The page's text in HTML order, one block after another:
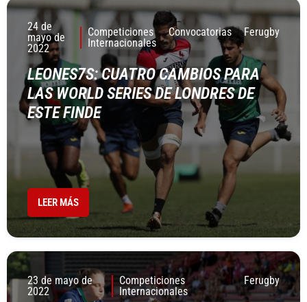
24 de
mayo de
2022
Competiciones
Internacionales
Convocatorias Ferugby
LEONES7S: CUATRO CAMBIOS PARA
LAS WORLD SERIES DE LONDRES DE
ESTE FINDE
LEER MÁS
23 de mayo de
2022
Competiciones
Internacionales
Ferugby